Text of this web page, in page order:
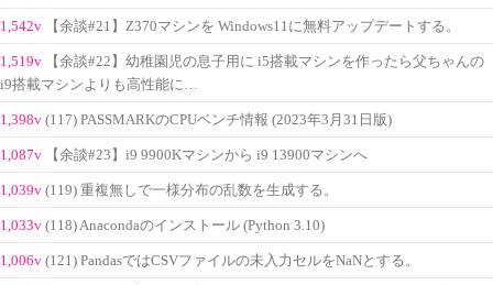
1,542v 【余談#21】Z370マシンを Windows11に無料アップデートする。
1,519v
【余談#22】幼稚園児の息子用に i5搭載マシンを作ったら父ちゃんの
i9搭載マシンよりも高性能に…
1,398v (117) PASSMARKのCPUベンチ情報 (2023年3月31日版)
1,087v 【余談#23】i9 9900Kマシンから i9 13900マシンへ
1,039v (119) 重複無しで一様分布の乱数を生成する。
1,033v (118) Anacondaのインストール (Python 3.10)
1,006v (121) PandasではCSVファイルの未入力セルをNaNとする。